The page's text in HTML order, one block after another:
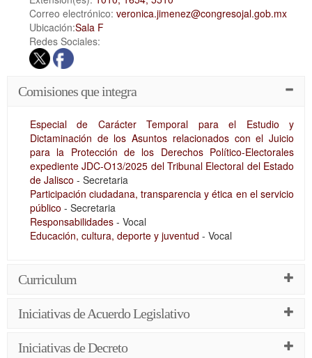
Correo electrónico: veronica.jimenez@congresojal.gob.mx
Ubicación:Sala F
Redes Sociales:
Comisiones que integra
Especial de Carácter Temporal para el Estudio y
Dictaminación de los Asuntos relacionados con el Juicio
para la Protección de los Derechos Político-Electorales
expediente JDC-O13/2025 del Tribunal Electoral del Estado
de Jalisco - Secretaria
Participación ciudadana, transparencia y ética en el servicio
público - Secretaria
Responsabilidades - Vocal
Educación, cultura, deporte y juventud - Vocal
Curriculum
Iniciativas de Acuerdo Legislativo
Iniciativas de Decreto